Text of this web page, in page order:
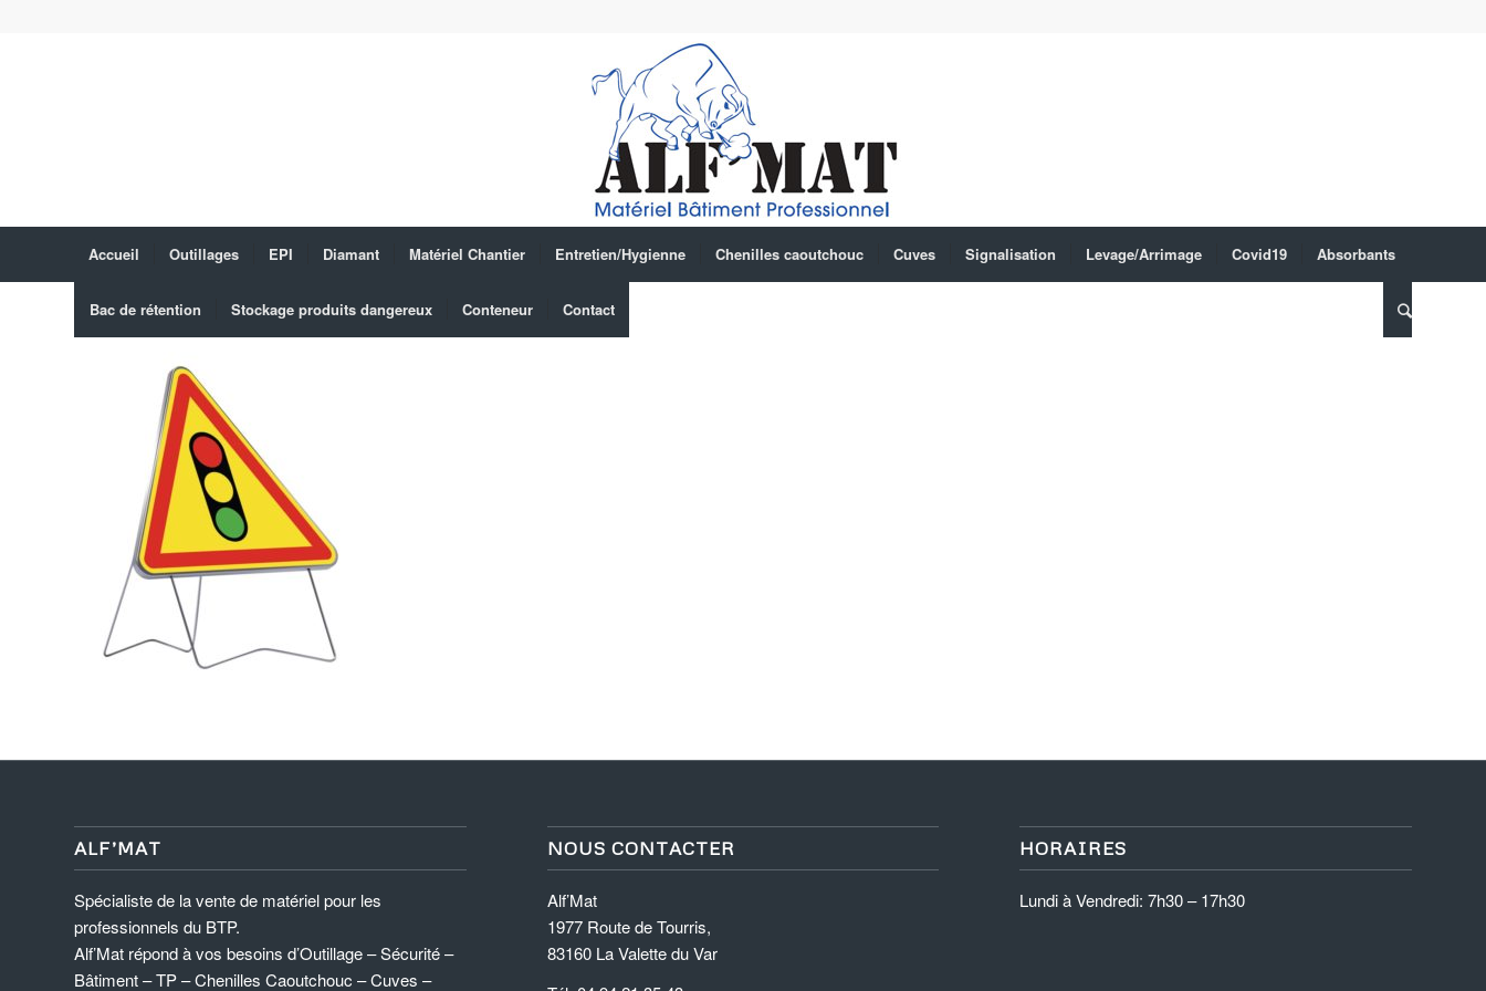
Accueil Outillages EPI Diamant Matériel Chantier Entretien/Hygienne Chenilles caoutchouc Cuves Signalisation Levage/Arrimage Covid19 Absorbants
Bac de rétention Stockage produits dangereux Conteneur Contact
ALF’MAT
Spécialiste de la vente de matériel pour les
professionnels du BTP.
Alf’Mat répond à vos besoins d’Outillage – Sécurité –
Bâtiment – TP – Chenilles Caoutchouc – Cuves –
NOUS CONTACTER
Alf’Mat
1977 Route de Tourris,
83160 La Valette du Var
HORAIRES
Lundi à Vendredi: 7h30 – 17h30